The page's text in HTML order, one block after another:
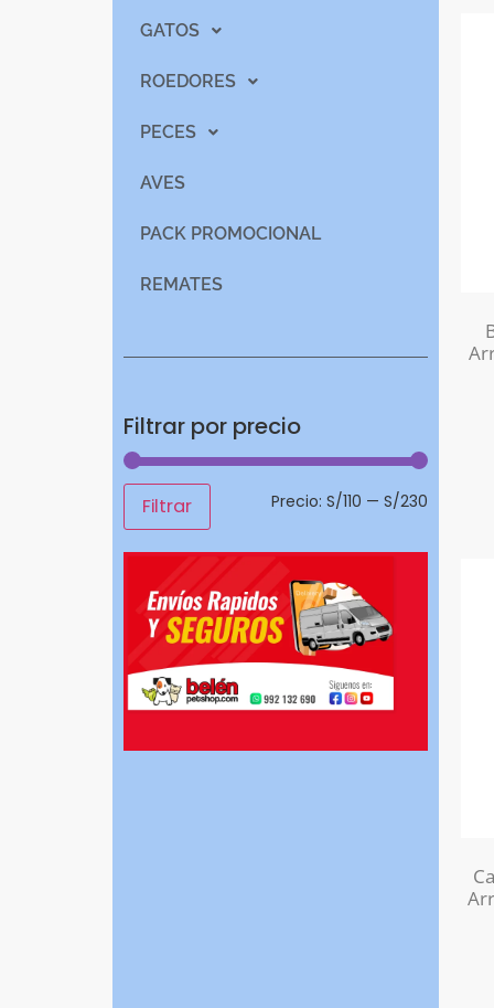
GATOS
ROEDORES
PECES
AVES
PACK PROMOCIONAL
REMATES
Filtrar por precio
Filtrar Precio:S/110 —S/230